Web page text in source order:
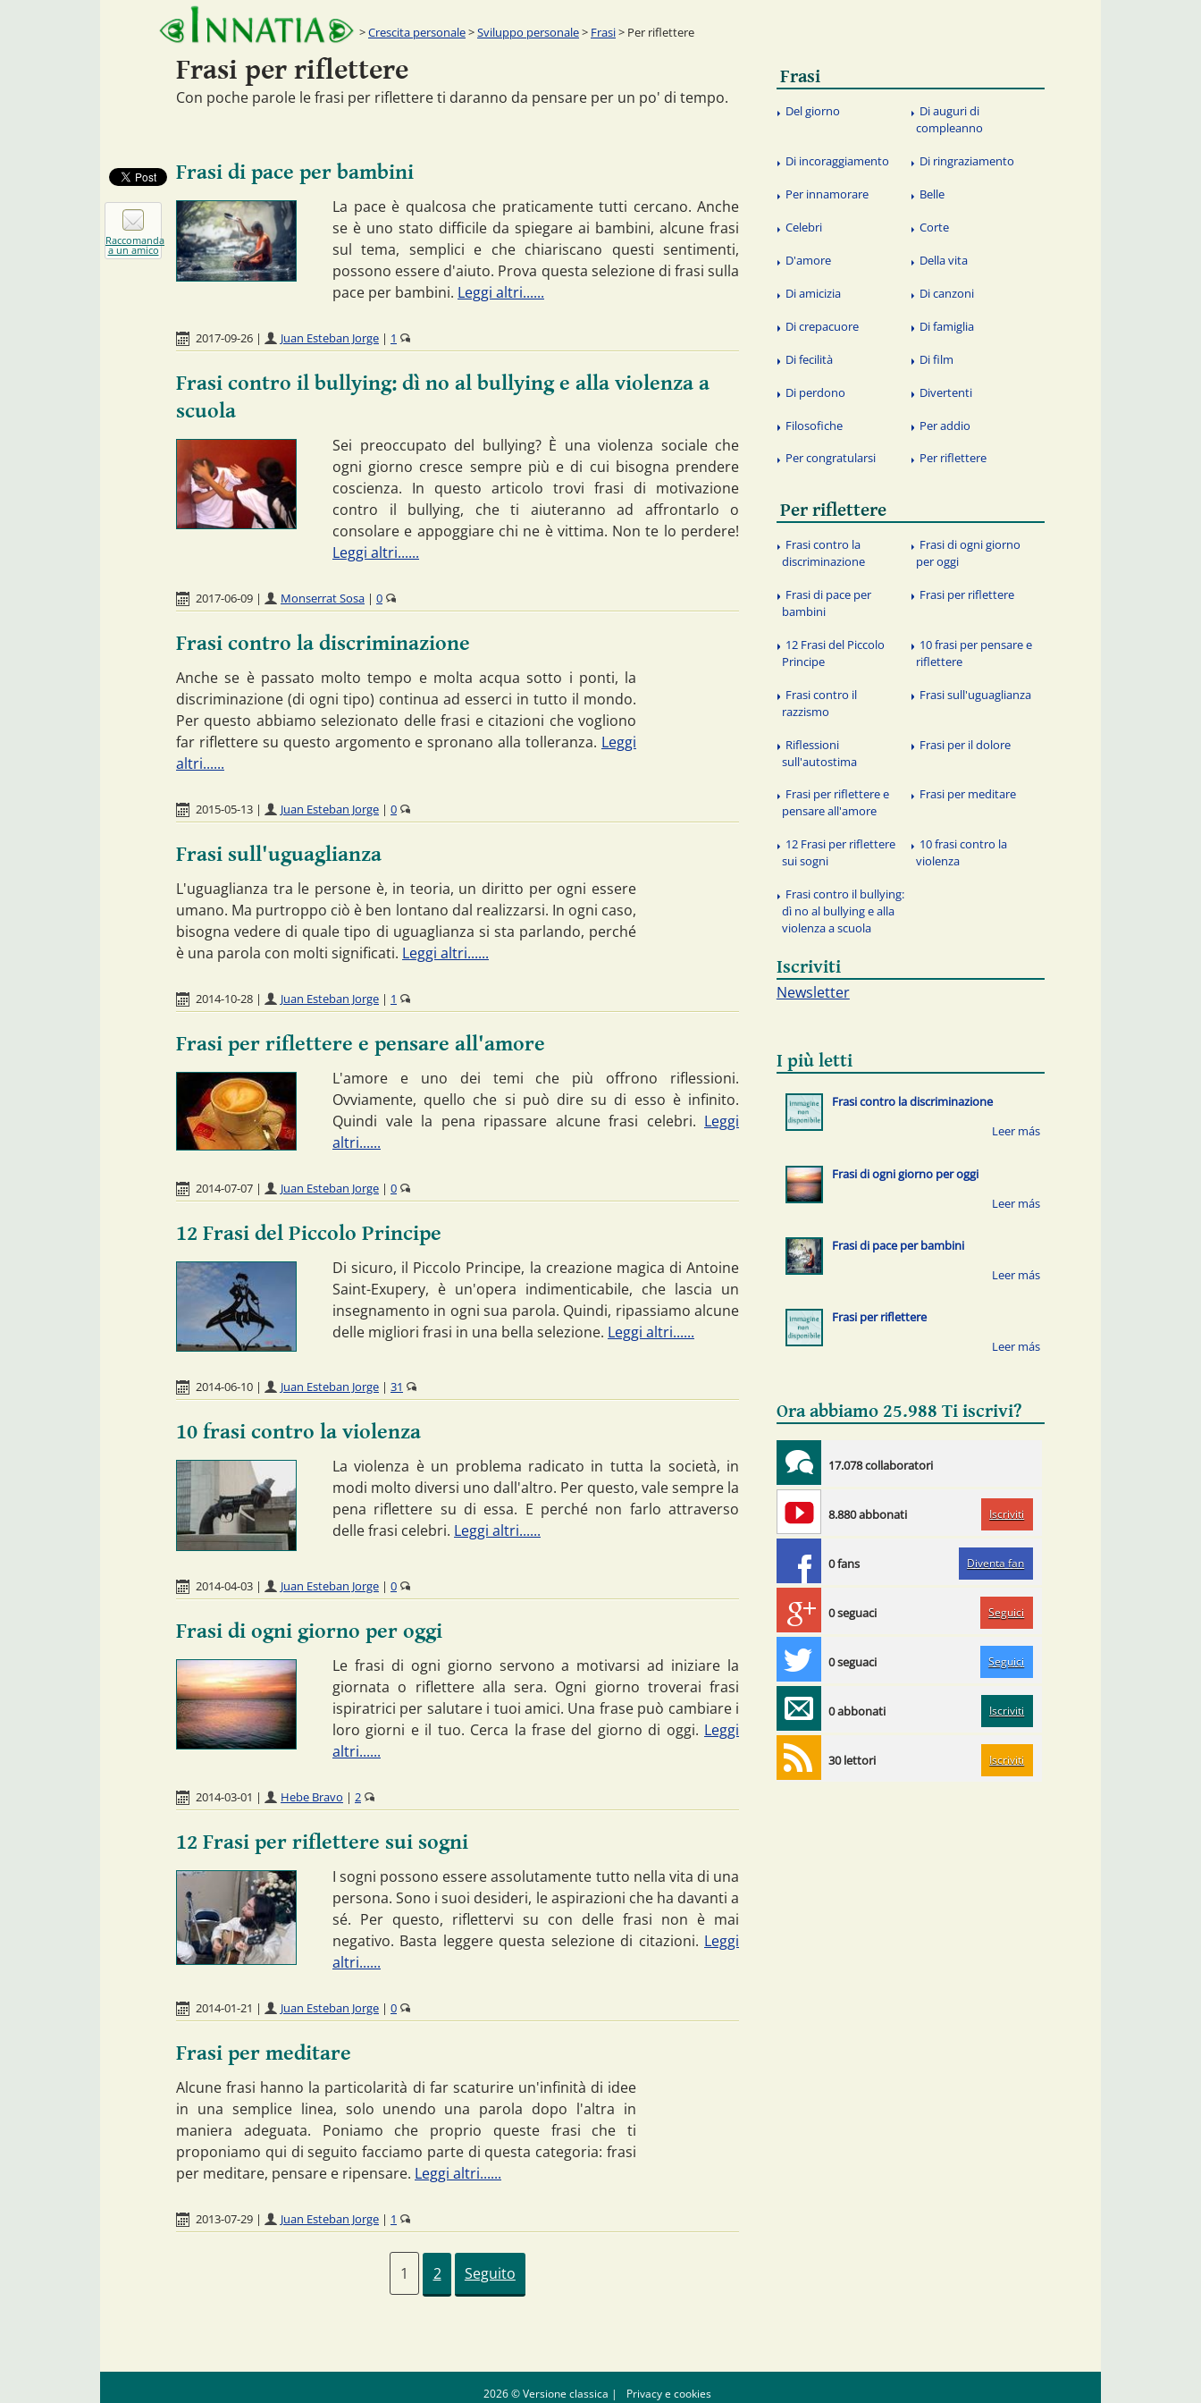
Crescita personale>Sviluppo personale> Frasi> Per riflettere
Frasi per riflettere
Con poche parole le frasi per riflettere ti daranno da pensare per un po' di tempo.
Frasi di pace per bambini
La pace è qualcosa che praticamente tutti cercano. Anche
se è uno stato difficile da spiegare ai bambini, alcune frasi
sul tema, semplici e che chiariscano questi sentimenti,
possono essere d'aiuto. Prova questa selezione di frasi sulla
pace per bambini. Leggi altri......
2017-09-26 | Juan Esteban Jorge | 1
Frasi contro il bullying: dì no al bullying e alla violenza a
scuola
Sei preoccupato del bullying? È una violenza sociale che
ogni giorno cresce sempre più e di cui bisogna prendere
coscienza. In questo articolo trovi frasi di motivazione
contro il bullying, che ti aiuteranno ad affrontarlo o
consolare e appoggiare chi ne è vittima. Non te lo perdere!
Leggi altri......
2017-06-09 | Monserrat Sosa | 0
Frasi contro la discriminazione
Anche se è passato molto tempo e molta acqua sotto i ponti, la
discriminazione (di ogni tipo) continua ad esserci in tutto il mondo.
Per questo abbiamo selezionato delle frasi e citazioni che vogliono
far riflettere su questo argomento e spronano alla tolleranza. Leggi
altri......
2015-05-13 | Juan Esteban Jorge | 0
Frasi sull'uguaglianza
L'uguaglianza tra le persone è, in teoria, un diritto per ogni essere
umano. Ma purtroppo ciò è ben lontano dal realizzarsi. In ogni caso,
bisogna vedere di quale tipo di uguaglianza si sta parlando, perché
è una parola con molti significati. Leggi altri......
2014-10-28 | Juan Esteban Jorge | 1
Frasi per riflettere e pensare all'amore
L'amore e uno dei temi che più offrono riflessioni.
Ovviamente, quello che si può dire su di esso è infinito.
Quindi vale la pena ripassare alcune frasi celebri. Leggi
altri......
2014-07-07 | Juan Esteban Jorge | 0
12 Frasi del Piccolo Principe
Di sicuro, il Piccolo Principe, la creazione magica di Antoine
Saint-Exupery, è un'opera indimenticabile, che lascia un
insegnamento in ogni sua parola. Quindi, ripassiamo alcune
delle migliori frasi in una bella selezione. Leggi altri......
2014-06-10 | Juan Esteban Jorge | 31
10 frasi contro la violenza
La violenza è un problema radicato in tutta la società, in
modi molto diversi uno dall'altro. Per questo, vale sempre la
pena riflettere su di essa. E perché non farlo attraverso
delle frasi celebri. Leggi altri......
2014-04-03 | Juan Esteban Jorge | 0
Frasi di ogni giorno per oggi
Le frasi di ogni giorno servono a motivarsi ad iniziare la
giornata o riflettere alla sera. Ogni giorno troverai frasi
ispiratrici per salutare i tuoi amici. Una frase può cambiare i
loro giorni e il tuo. Cerca la frase del giorno di oggi. Leggi
altri......
2014-03-01 | Hebe Bravo | 2
12 Frasi per riflettere sui sogni
I sogni possono essere assolutamente tutto nella vita di una
persona. Sono i suoi desideri, le aspirazioni che ha davanti a
sé. Per questo, riflettervi su con delle frasi non è mai
negativo. Basta leggere questa selezione di citazioni. Leggi
altri......
2014-01-21 | Juan Esteban Jorge | 0
Frasi per meditare
Alcune frasi hanno la particolarità di far scaturire un'infinità di idee
in una semplice linea, solo unendo una parola dopo l'altra in
maniera adeguata. Poniamo che proprio queste frasi che ti
proponiamo qui di seguito facciamo parte di questa categoria: frasi
per meditare, pensare e ripensare. Leggi altri......
2013-07-29 | Juan Esteban Jorge | 1
1 2 Seguito
Frasi
Del giorno
Di auguri di
compleanno
Di incoraggiamento Di ringraziamento
Per innamorare Belle
Celebri Corte
D'amore Della vita
Di amicizia Di canzoni
Di crepacuore Di famiglia
Di fecilità Di film
Di perdono Divertenti
Filosofiche Per addio
Per congratularsi Per riflettere
Per riflettere
Frasi contro la
discriminazione
Frasi di ogni giorno
per oggi
Frasi di pace per
bambini
Frasi per riflettere
12 Frasi del Piccolo
Principe
10 frasi per pensare e
riflettere
Frasi contro il
razzismo
Frasi sull'uguaglianza
Riflessioni
sull'autostima
Frasi per il dolore
Frasi per riflettere e
pensare all'amore
Frasi per meditare
12 Frasi per riflettere
sui sogni
10 frasi contro la
violenza
Frasi contro il bullying:
dì no al bullying e alla
violenza a scuola
Iscriviti
Newsletter
I più letti
Frasi contro la discriminazione
Frasi di ogni giorno per oggi
Frasi di pace per bambini
Frasi per riflettere
Ora abbiamo 25.988 Ti iscrivi?
17.078 collaboratori
8.880 abbonati Iscriviti
0 fans Diventa fan
0 seguaci Seguici
0 seguaci Seguici
0 abbonati Iscriviti
30 lettori Iscriviti
2026 © Versione classica | Privacy e cookies
Raccomanda
a un amico